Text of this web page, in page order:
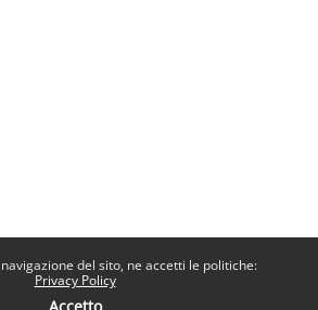
del sito, ne accetti le politiche:
Privacy Policy